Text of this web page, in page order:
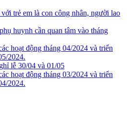
trẻ em là con công nhân, người lao
huynh cần quan tâm vào tháng
hoạt động tháng 04/2024 và triển
2024.
lễ 30/04 và 01/05
hoạt động tháng 03/2024 và triển
2024.